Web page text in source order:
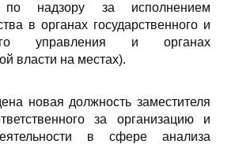
по надзору за исполнением
в органах государственного и
управления и органах
власти на местах).
новая должность заместителя
за организацию и
в сфере анализа